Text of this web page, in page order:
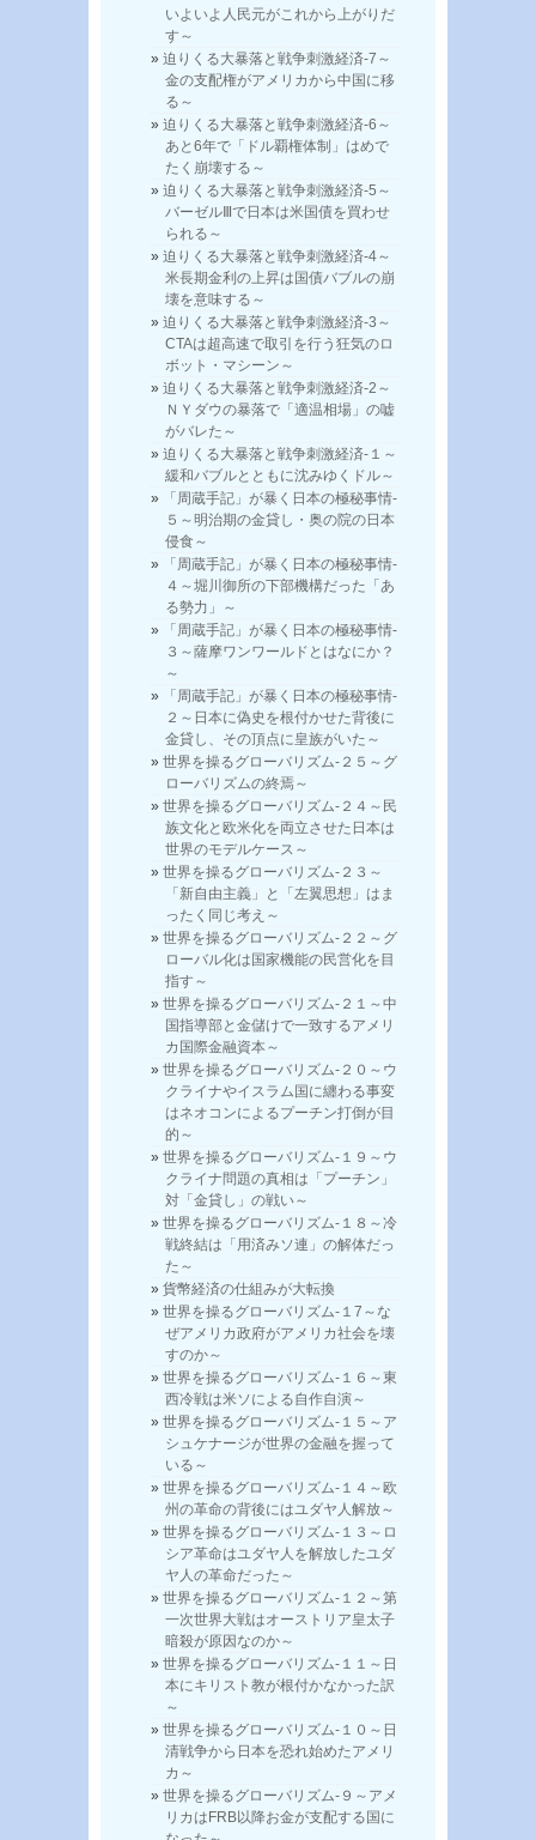
いよいよ人民元がこれから上がりだ
す～
迫りくる大暴落と戦争刺激経済-7～
金の支配権がアメリカから中国に移
る～
迫りくる大暴落と戦争刺激経済-6～
あと6年で「ドル覇権体制」はめで
たく崩壊する～
迫りくる大暴落と戦争刺激経済-5～
バーゼルⅢで日本は米国債を買わせ
られる～
迫りくる大暴落と戦争刺激経済-4～
米長期金利の上昇は国債バブルの崩
壊を意味する～
迫りくる大暴落と戦争刺激経済-3～
CTAは超高速で取引を行う狂気のロ
ボット・マシーン～
迫りくる大暴落と戦争刺激経済-2～
ＮＹダウの暴落で「適温相場」の嘘
がバレた～
迫りくる大暴落と戦争刺激経済-１～
緩和バブルとともに沈みゆくドル～
「周蔵手記」が暴く日本の極秘事情-
５～明治期の金貸し・奥の院の日本
侵食～
「周蔵手記」が暴く日本の極秘事情-
４～堀川御所の下部機構だった「あ
る勢力」～
「周蔵手記」が暴く日本の極秘事情-
３～薩摩ワンワールドとはなにか？
～
「周蔵手記」が暴く日本の極秘事情-
２～日本に偽史を根付かせた背後に
金貸し、その頂点に皇族がいた～
世界を操るグローバリズム-２５～グ
ローバリズムの終焉～
世界を操るグローバリズム-２４～民
族文化と欧米化を両立させた日本は
世界のモデルケース～
世界を操るグローバリズム-２３～
「新自由主義」と「左翼思想」はま
ったく同じ考え～
世界を操るグローバリズム-２２～グ
ローバル化は国家機能の民営化を目
指す～
世界を操るグローバリズム-２１～中
国指導部と金儲けで一致するアメリ
カ国際金融資本～
世界を操るグローバリズム-２０～ウ
クライナやイスラム国に纏わる事変
はネオコンによるプーチン打倒が目
的～
世界を操るグローバリズム-１９～ウ
クライナ問題の真相は「プーチン」
対「金貸し」の戦い～
世界を操るグローバリズム-１８～冷
戦終結は「用済みソ連」の解体だっ
た～
貨幣経済の仕組みが大転換
世界を操るグローバリズム-１7～な
ぜアメリカ政府がアメリカ社会を壊
すのか～
世界を操るグローバリズム-１６～東
西冷戦は米ソによる自作自演～
世界を操るグローバリズム-１５～ア
シュケナージが世界の金融を握って
いる～
世界を操るグローバリズム-１４～欧
州の革命の背後にはユダヤ人解放～
世界を操るグローバリズム-１３～ロ
シア革命はユダヤ人を解放したユダ
ヤ人の革命だった～
世界を操るグローバリズム-１２～第
一次世界大戦はオーストリア皇太子
暗殺が原因なのか～
世界を操るグローバリズム-１１～日
本にキリスト教が根付かなかった訳
～
世界を操るグローバリズム-１０～日
清戦争から日本を恐れ始めたアメリ
カ～
世界を操るグローバリズム-９～アメ
リカはFRB以降お金が支配する国に